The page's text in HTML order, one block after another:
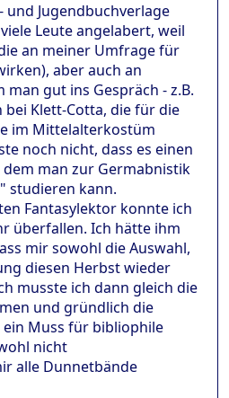
und Jugendbuchverlage
Leute angelabert, weil
an meiner Umfrage für
aber auch an
gut ins Gespräch - z.B.
Klett-Cotta, die für die
im Mittelalterkostüm
noch nicht, dass es einen
man zur Germabnistik
studieren kann.
Fantasylektor konnte ich
überfallen. Ich hätte ihm
mir sowohl die Auswahl,
diesen Herbst wieder
musste ich dann gleich die
und gründlich die
Muss für bibliophile
nicht
alle Dunnetbände